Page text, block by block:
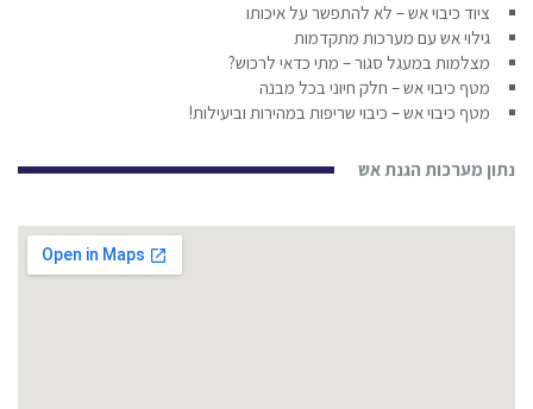
ציוד כיבוי אש – לא להתפשר על איכותו
גילוי אש עם מערכות מתקדמות
מצלמות במעגל סגור – מתי כדאי לרכוש?
מטף כיבוי אש – חלק חיוני בכל מבנה
מטף כיבוי אש – כיבוי שריפות במהירות וביעילות!
נתון מערכות הגנת אש